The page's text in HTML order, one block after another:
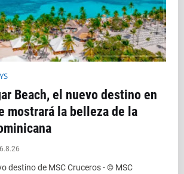
Beach, el nuevo destino en
mostrará la belleza de la
6.8.26
destino de MSC Cruceros - © MSC